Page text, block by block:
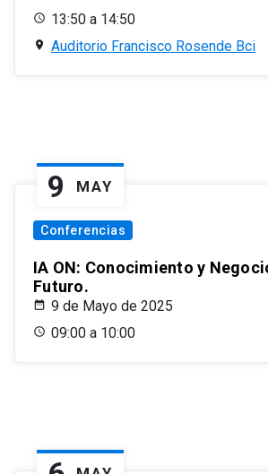
13:50 a 14:50
Auditorio Francisco Rosende Bci
9 MAY
Conferencias
IA ON: Conocimiento y
Futuro.
9 de Mayo de 2025
09:00 a 10:00